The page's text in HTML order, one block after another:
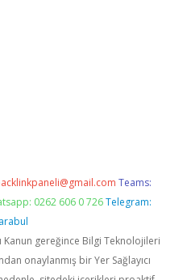
Teams:
0262 606 0 726 Telegram:
Kanun gereğince Bilgi Teknolojileri
onaylanmış bir Yer Sağlayıcı